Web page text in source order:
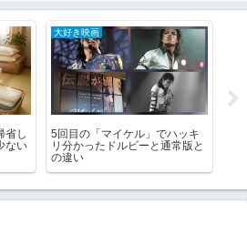
省し
ない
大好き映画
5回目の「マイケル」でハッキ
リ分かったドルビーと通常版と
の違い